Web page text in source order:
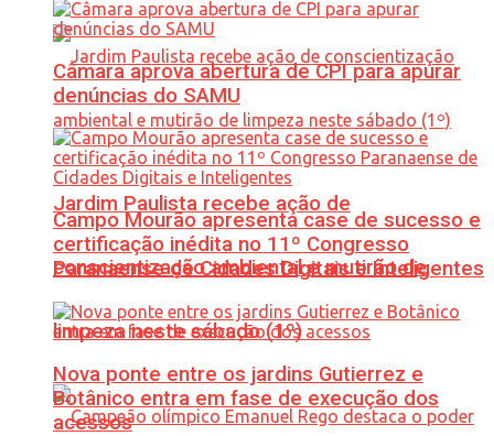
Jardim Paulista recebe ação de
conscientização ambiental e mutirão de
limpeza neste sábado (1º)
Câmara aprova abertura de CPI para apurar
denúncias do SAMU
Campo Mourão apresenta case de sucesso e
certificação inédita no 11º Congresso
Paranaense de Cidades Digitais e Inteligentes
Nova ponte entre os jardins Gutierrez e
Botânico entra em fase de execução dos
acessos